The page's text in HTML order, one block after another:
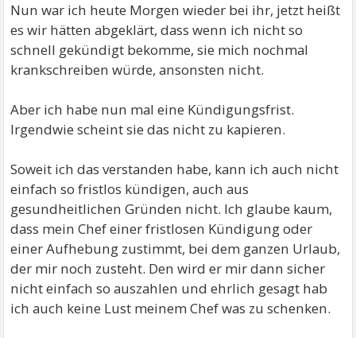
Nun war ich heute Morgen wieder bei ihr, jetzt heißt
es wir hätten abgeklärt, dass wenn ich nicht so
schnell gekündigt bekomme, sie mich nochmal
krankschreiben würde, ansonsten nicht.
Aber ich habe nun mal eine Kündigungsfrist.
Irgendwie scheint sie das nicht zu kapieren.
Soweit ich das verstanden habe, kann ich auch nicht
einfach so fristlos kündigen, auch aus
gesundheitlichen Gründen nicht. Ich glaube kaum,
dass mein Chef einer fristlosen Kündigung oder
einer Aufhebung zustimmt, bei dem ganzen Urlaub,
der mir noch zusteht. Den wird er mir dann sicher
nicht einfach so auszahlen und ehrlich gesagt hab
ich auch keine Lust meinem Chef was zu schenken.